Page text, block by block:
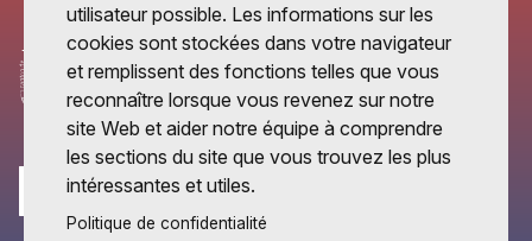
utilisateur possible. Les informations sur les
cookies sont stockées dans votre navigateur
et remplissent des fonctions telles que vous
reconnaître lorsque vous revenez sur notre
site Web et aider notre équipe à comprendre
les sections du site que vous trouvez les plus
intéressantes et utiles.
Politique de confidentialité